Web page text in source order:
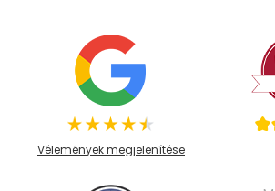
Vélemények megjelenítése